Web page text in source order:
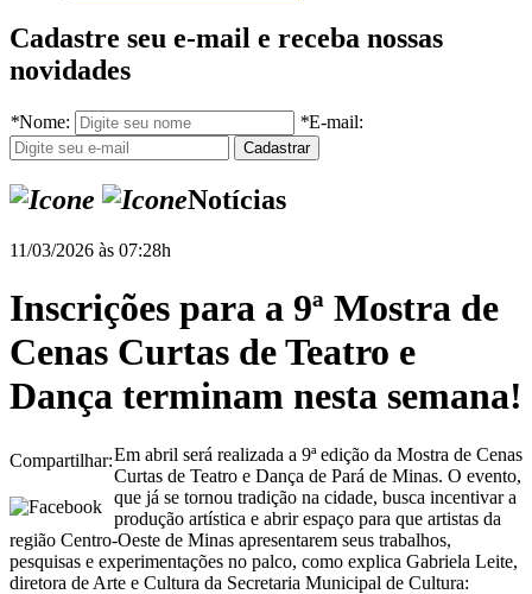
Cadastre seu e-mail e receba nossas
novidades
*Nome: *E-mail:
Notícias
11/03/2026 às 07:28h
Inscrições para a 9ª Mostra de
Cenas Curtas de Teatro e
Dança terminam nesta semana!
Compartilhar:Em abril será realizada a 9ª edição da Mostra de Cenas
Curtas de Teatro e Dança de Pará de Minas. O evento,
que já se tornou tradição na cidade, busca incentivar a
produção artística e abrir espaço para que artistas da
região Centro-Oeste de Minas apresentarem seus trabalhos,
pesquisas e experimentações no palco, como explica Gabriela Leite,
diretora de Arte e Cultura da Secretaria Municipal de Cultura: